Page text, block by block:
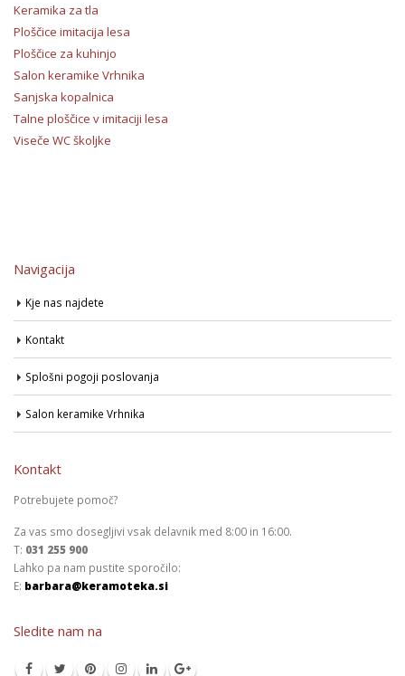
Keramika za tla
Ploščice imitacija lesa
Ploščice za kuhinjo
Salon keramike Vrhnika
Sanjska kopalnica
Talne ploščice v imitaciji lesa
Viseče WC školjke
Navigacija
Kje nas najdete
Kontakt
Splošni pogoji poslovanja
Salon keramike Vrhnika
Kontakt
Potrebujete pomoč?
Za vas smo dosegljivi vsak delavnik med 8:00 in 16:00.
T: 031 255 900
Lahko pa nam pustite sporočilo:
E: barbara@keramoteka.si
Sledite nam na